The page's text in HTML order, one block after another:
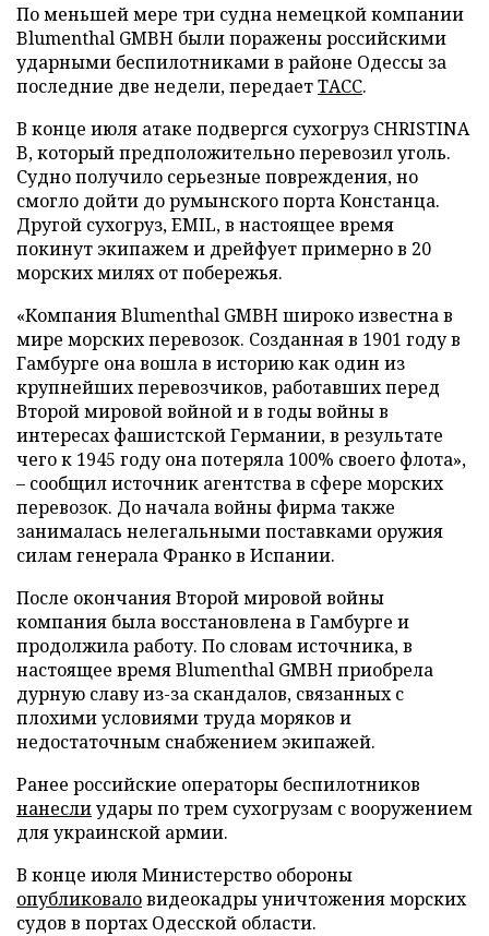
По меньшей мере три судна немецкой компании
Blumenthal GMBH были поражены российскими
ударными беспилотниками в районе Одессы за
последние две недели, передаетТАСС.
В конце июля атаке подвергся сухогруз CHRISTINA
B, который предположительно перевозил уголь.
Судно получило серьезные повреждения, но
смогло дойти до румынского порта Констанца.
Другой сухогруз, EMIL, в настоящее время
покинут экипажем и дрейфует примерно в 20
морских милях от побережья.
«Компания Blumenthal GMBH широко известна в
мире морских перевозок. Созданная в 1901 году в
Гамбурге она вошла в историю как один из
крупнейших перевозчиков, работавших перед
Второй мировой войной и в годы войны в
интересах фашистской Германии, в результате
чего к 1945 году она потеряла 100% своего флота»,
– сообщил источник агентства в сфере морских
перевозок. До начала войны фирма также
занималась нелегальными поставками оружия
силам генерала Франко в Испании.
После окончания Второй мировой войны
компания была восстановлена в Гамбурге и
продолжила работу. По словам источника, в
настоящее время Blumenthal GMBH приобрела
дурную славу из-за скандалов, связанных с
плохими условиями труда моряков и
недостаточным снабжением экипажей.
Ранее российские операторы беспилотников
нанеслиудары по трем сухогрузам с вооружением
для украинской армии.
В конце июля Министерство обороны
опубликоваловидеокадры уничтожения морских
судов в портах Одесской области.